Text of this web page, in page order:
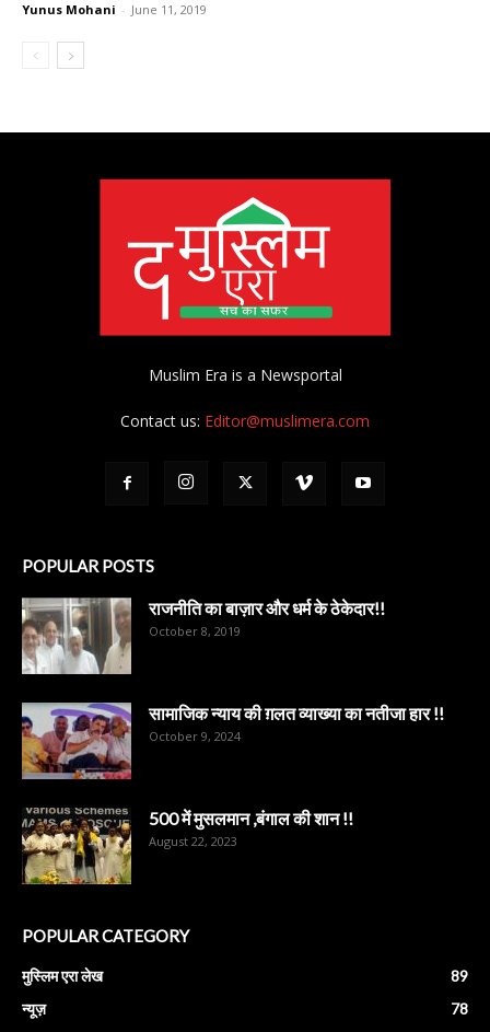
Yunus Mohani - June 11, 2019
Muslim Era is a Newsportal
Contact us: Editor@muslimera.com
POPULAR POSTS
राजनीति का बाज़ार और धर्म के ठेकेदार!!
October 8, 2019
सामाजिक न्याय की ग़लत व्याख्या का नतीजा हार !!
October 9, 2024
500 में मुसलमान ,बंगाल की शान !!
August 22, 2023
POPULAR CATEGORY
मुस्लिम एरा लेख
89
न्यूज़
78